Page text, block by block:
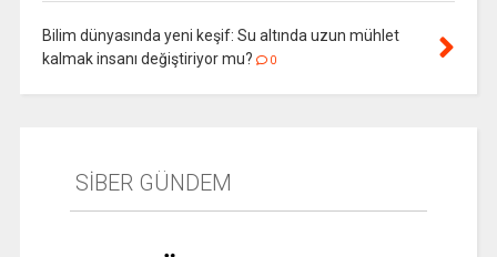
Bilim dünyasında yeni keşif: Su altında uzun mühlet
kalmak insanı değiştiriyor mu?
0
SİBER GÜNDEM